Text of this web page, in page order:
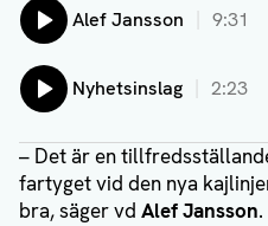
Lyssna på:
Alef Jansson 9:31
Lyssna på:
Nyhetsinslag 2:23
– Det är en
fartyget vid den nya
bra, säger vd Alef Jansson.